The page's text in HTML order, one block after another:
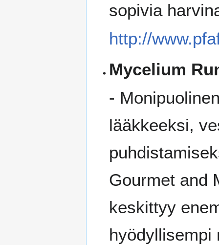
sopivia
http://
Mycelium
-
lääkkeeksi,
Gourmet and
keskittyy
hyödyllisempi